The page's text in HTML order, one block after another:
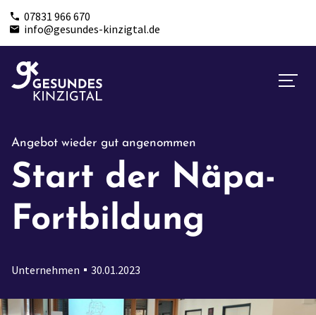
07831 966 670
info@gesundes-kinzigtal.de
Angebot wieder gut angenommen
Start der Näpa-
Fortbildung
Unternehmen 30.01.2023